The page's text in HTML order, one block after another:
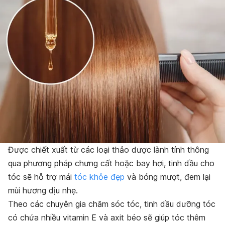
Được chiết xuất từ các loại thảo dược lành tính thông
qua phương pháp chưng cất hoặc bay hơi, tinh dầu cho
tóc sẽ hỗ trợ mái tóc khỏe đẹp và bóng mượt, đem lại
mùi hương dịu nhẹ.
Theo các chuyên gia chăm sóc tóc, tinh dầu dưỡng tóc
có chứa nhiều vitamin E và axit béo sẽ giúp tóc thêm